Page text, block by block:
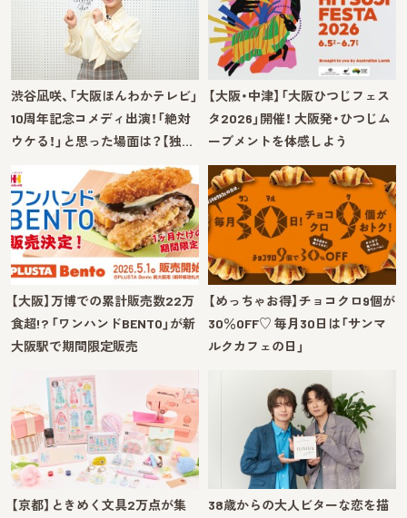
渋谷凪咲、「大阪ほんわかテレビ」
10周年記念コメディ出演！「絶対
ウケる！」と思った場面は？【独…
【大阪・中津】「大阪ひつじフェス
タ2026」開催！ 大阪発・ひつじム
ーブメントを体感しよう
【大阪】万博での累計販売数22万
食超!? 「ワンハンドBENTO」が新
大阪駅で期間限定販売
【めっちゃお得】チョコクロ9個が
30％OFF♡ 毎月30日は「サンマ
ルクカフェの日」
【京都】ときめく文具2万点が集
38歳からの大人ビターな恋を描